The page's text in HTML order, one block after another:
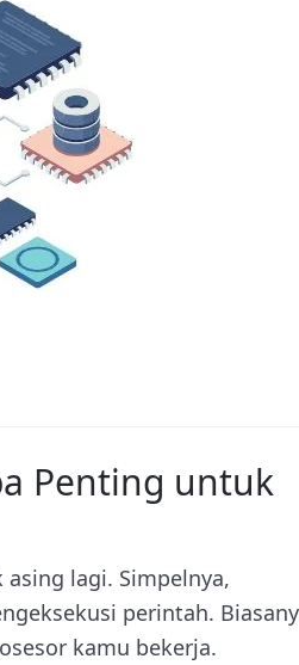
Penting untuk
lagi. Simpelnya,
perintah.
kamu bekerja.